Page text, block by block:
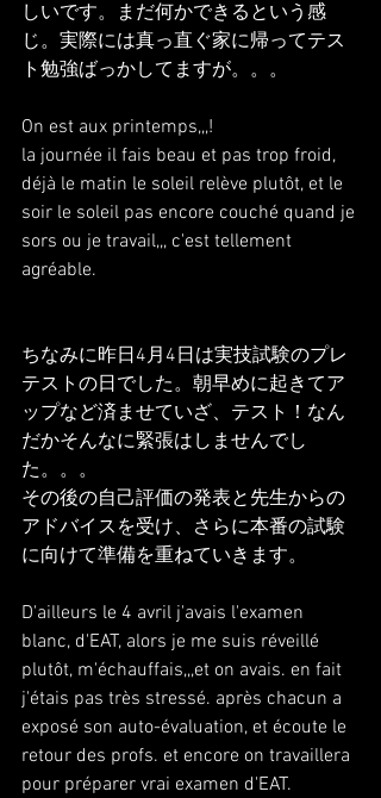
しいです。まだ何かできるという感
じ。実際には真っ直ぐ家に帰ってテス
ト勉強ばっかしてますが。。。
On est aux printemps,,,!
la journée il fais beau et pas trop froid,
déjà le matin le soleil relève plutôt, et le
soir le soleil pas encore couché quand je
sors ou je travail,,, c'est tellement
agréable.
ちなみに昨日4月4日は実技試験のプレ
テストの日でした。朝早めに起きてア
ップなど済ませていざ、テスト！なん
だかそんなに緊張はしませんでし
た。。。
その後の自己評価の発表と先生からの
アドバイスを受け、さらに本番の試験
に向けて準備を重ねていきます。
D'ailleurs le 4 avril j'avais l'examen
blanc, d'EAT, alors je me suis réveillé
plutôt, m'échauffais,,,et on avais. en fait
j'étais pas très stressé. après chacun a
exposé son auto-évaluation, et écoute le
retour des profs. et encore on travaillera
pour préparer vrai examen d'EAT.